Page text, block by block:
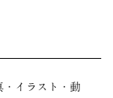
・イラスト・動